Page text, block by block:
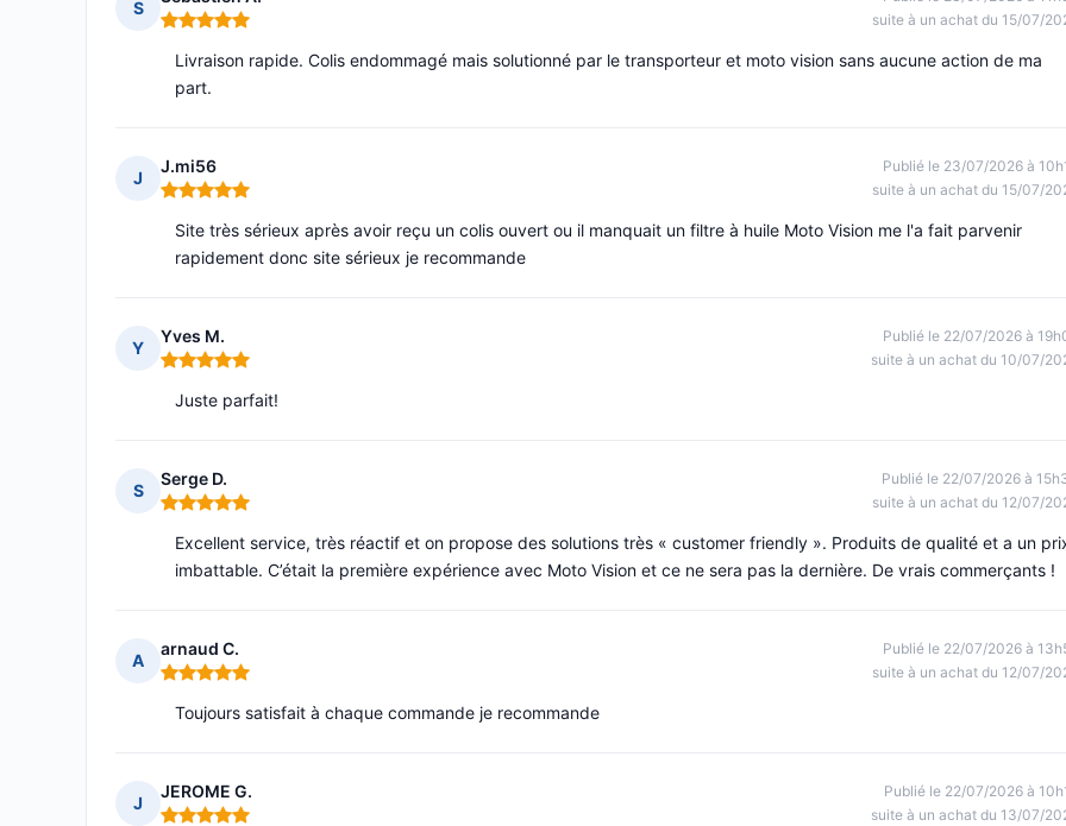
S
Note : 5 sur 5
suite à un achat du 15/07/
Livraison rapide. Colis endommagé mais solutionné par le transporteur et moto vision sans aucune action de ma
part.
J
J.mi56
Note : 5 sur 5
Publié le 23/07/2026 à
suite à un achat du 15/07/
Site très sérieux après avoir reçu un colis ouvert ou il manquait un filtre à huile Moto Vision me l'a fait parvenir
rapidement donc site sérieux je recommande
Y
Yves M.
Note : 5 sur 5
Publié le 22/07/2026 à
suite à un achat du 10/07/
Juste parfait!
S
Serge D.
Note : 5 sur 5
Publié le 22/07/2026 à
suite à un achat du 12/07/
Excellent service, très réactif et on propose des solutions très « customer friendly ». Produits de qualité et a un
imbattable. C’était la première expérience avec Moto Vision et ce ne sera pas la dernière. De vrais commerçants !
A
arnaud C.
Note : 5 sur 5
Publié le 22/07/2026 à
suite à un achat du 12/07/
Toujours satisfait à chaque commande je recommande
J
JEROME G.
Publié le 22/07/2026 à
suite à un achat du 13/07/